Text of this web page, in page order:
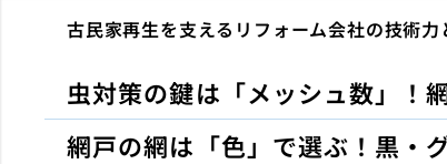
古民家再生を支えるリフォーム会社の技術力
虫対策の鍵は「メッシュ数」！
網戸の網は「色」で選ぶ！黒・